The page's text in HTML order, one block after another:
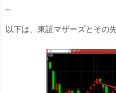
--
以下は、東証マザーズとその